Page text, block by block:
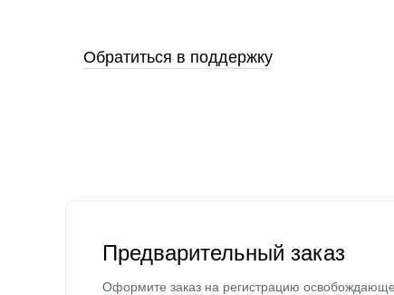
Обратиться в поддержку
Предварительный заказ
Оформите заказ на регистрацию